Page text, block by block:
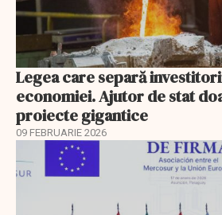
Legea care separă
economiei. Ajutor de stat
proiecte gigantice
09 FEBRUARIE 2026